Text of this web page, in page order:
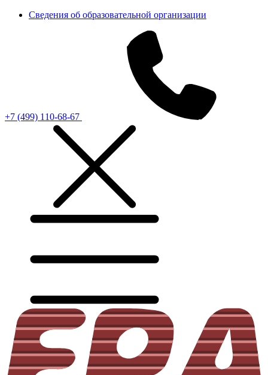
Сведения об образовательной организации
+7 (499) 110-68-67